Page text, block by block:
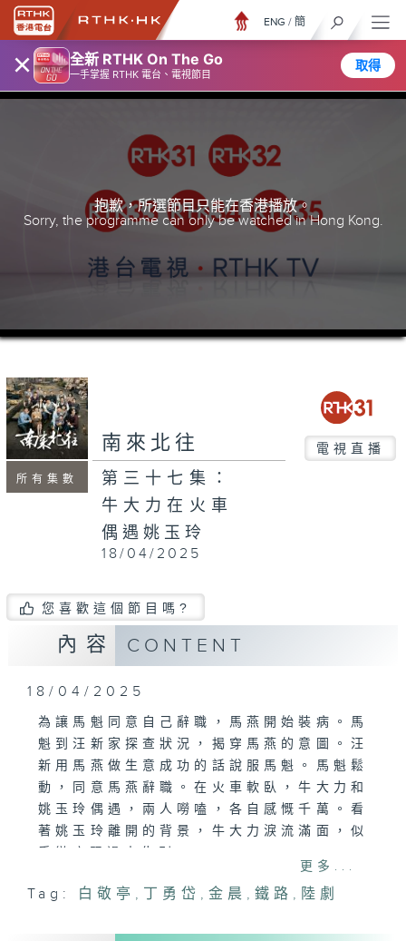
× 全新 RTHK On The Go
一手掌握 RTHK 電台、電視節目
取得
ENG / 簡
抱歉，所選節目只能在香港播放。
Sorry, the programme can only be watched in Hong Kong.
所有集數
南來北往 電視直播
第三十七集：
牛大力在火車
偶遇姚玉玲
18/04/2025
您喜歡這個節目嗎?
內容 CONTENT
18/04/2025
為讓馬魁同意自己辭職，馬燕開始裝病。馬
魁到汪新家探查狀況，揭穿馬燕的意圖。汪
新用馬燕做生意成功的話說服馬魁。馬魁鬆
動，同意馬燕辭職。在火車軟臥，牛大力和
姚玉玲偶遇，兩人嘮嗑，各自感慨千萬。看
著姚玉玲離開的背景，牛大力淚流滿面，似
更多...
Tag: 白敬亭 , 丁勇岱 ,金晨 ,鐵路 , 陸劇